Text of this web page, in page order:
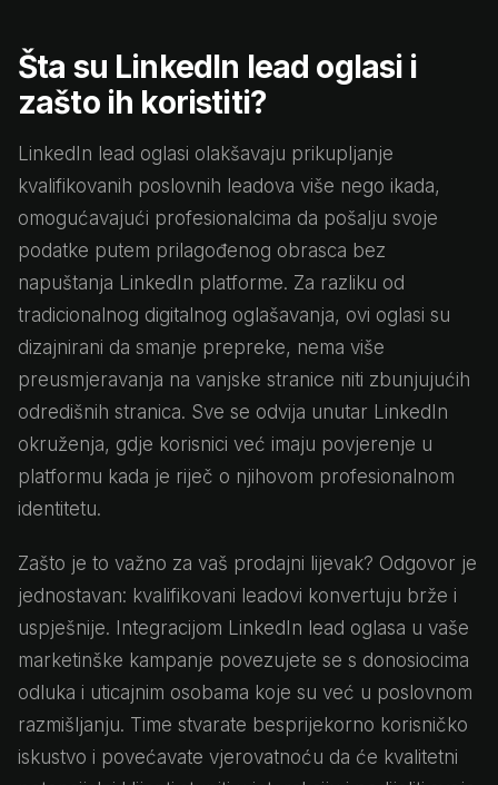
Šta su LinkedIn lead oglasi i
zašto ih koristiti?
LinkedIn lead oglasi olakšavaju prikupljanje
kvalifikovanih poslovnih leadova više nego ikada,
omogućavajući profesionalcima da pošalju svoje
podatke putem prilagođenog obrasca bez
napuštanja LinkedIn platforme. Za razliku od
tradicionalnog digitalnog oglašavanja, ovi oglasi su
dizajnirani da smanje prepreke, nema više
preusmjeravanja na vanjske stranice niti zbunjujućih
odredišnih stranica. Sve se odvija unutar LinkedIn
okruženja, gdje korisnici već imaju povjerenje u
platformu kada je riječ o njihovom profesionalnom
identitetu.
Zašto je to važno za vaš prodajni lijevak? Odgovor je
jednostavan: kvalifikovani leadovi konvertuju brže i
uspješnije. Integracijom LinkedIn lead oglasa u vaše
marketinške kampanje povezujete se s donosiocima
odluka i uticajnim osobama koje su već u poslovnom
razmišljanju. Time stvarate besprijekorno korisničko
iskustvo i povećavate vjerovatnoću da će kvalitetni